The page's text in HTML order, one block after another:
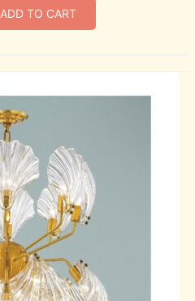
ADD TO CART